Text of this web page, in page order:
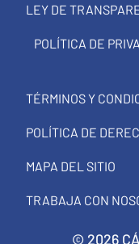
LEY DE
POLÍTICA DE
TÉRMINOS Y
POLÍTICA DE
MAPA DEL SITIO
TRABAJA CON
© 2026